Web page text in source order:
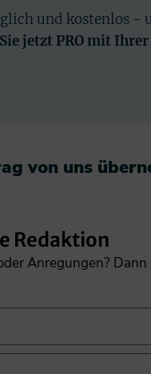
und kostenlos -
jetzt PRO mit Ihrer
von uns
Redaktion
Anregungen?